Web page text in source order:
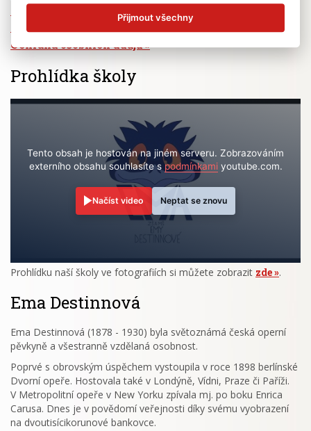
Volná pracovní místa
Zřizovatel školy (MČ Praha 6)
Ochrana osobních údajů
Prohlídka školy
Tento obsah je hostován na jiném serveru. Zobrazováním
externího obsahu souhlasíte spodmínkamiyoutube.com.
Načíst video Neptat se znovu
Prohlídku naší školy ve fotografiích si můžete zobrazit zde .
Ema Destinnová
Ema Destinnová (1878 - 1930) byla světoznámá česká operní
pěvkyně a všestranně vzdělaná osobnost.
Poprvé s obrovským úspěchem vystoupila v roce 1898 berlínské
Dvorní opeře. Hostovala také v Londýně, Vídni, Praze či Paříži.
V Metropolitní opeře v New Yorku zpívala mj. po boku Enrica
Carusa. Dnes je v povědomí veřejnosti díky svému vyobrazení
na dvoutisícikorunové bankovce.
Přijmout všechny